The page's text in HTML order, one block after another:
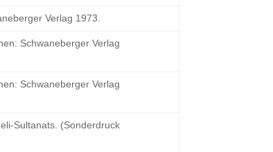
Verlag 1973.
Schwaneberger Verlag
Schwaneberger Verlag
Sultanats. (Sonderdruck